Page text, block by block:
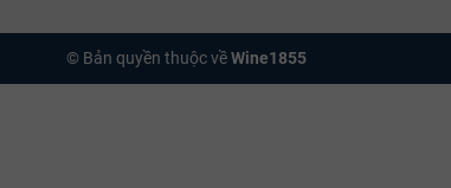
© Bản quyền thuộc vềWine1855